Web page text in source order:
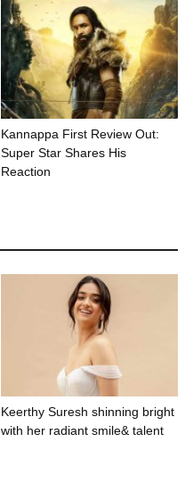
Kannappa First Review Out:
Super Star Shares His
Reaction
Keerthy Suresh shinning bright
with her radiant smile& talent